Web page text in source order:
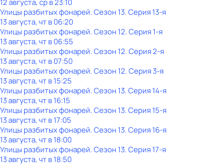
12 августа, ср в 23:10
Улицы разбитых фонарей. Сезон 13. Серия 13-я
13 августа, чт в 06:20
Улицы разбитых фонарей. Сезон 12. Серия 1-я
13 августа, чт в 06:55
Улицы разбитых фонарей. Сезон 12. Серия 2-я
13 августа, чт в 07:50
Улицы разбитых фонарей. Сезон 12. Серия 3-я
13 августа, чт в 15:25
Улицы разбитых фонарей. Сезон 13. Серия 14-я
13 августа, чт в 16:15
Улицы разбитых фонарей. Сезон 13. Серия 15-я
13 августа, чт в 17:05
Улицы разбитых фонарей. Сезон 13. Серия 16-я
13 августа, чт в 18:00
Улицы разбитых фонарей. Сезон 13. Серия 17-я
13 августа, чт в 18:50